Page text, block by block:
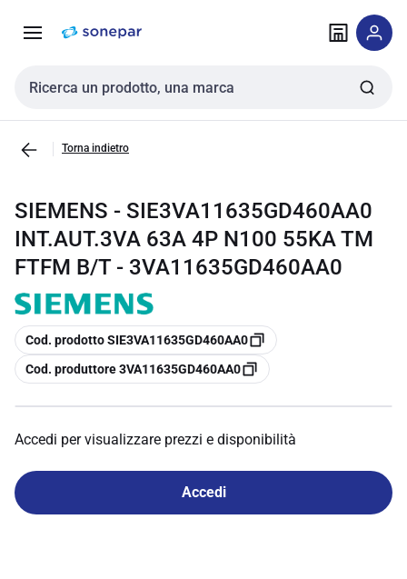
navigazione alla
Cerca input
Torna indietro
SIEMENS - SIE3VA11635GD460AA0
INT.AUT.3VA 63A 4P N100 55KA TM
FTFM B/T - 3VA11635GD460AA0
copia
Cod. prodotto SIE3VA11635GD460AA0
copia
Cod. produttore 3VA11635GD460AA0
Accedi per visualizzare prezzi e disponibilità
Accedi